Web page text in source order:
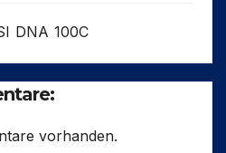
DNA 100C
vorhanden.